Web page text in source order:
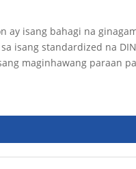
ay isang bahagi na
isang standardized na
maginhawang paraan